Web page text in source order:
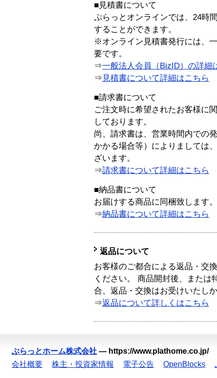
■見積書について
ぷらっとオンラインでは、24時
することができます。
※オンライン見積書発行には、
要です。
⇒一般法人会員（BizID）の詳細
⇒ 見積書について詳細はこちら
■請求書について
ご注文時に希望されたお客様に
しております。
尚、請求書は、営業時間内での
かかる場合等）によりましては
ざいます。
⇒請求書について詳細はこちら
■納品書について
お届けする商品に同梱致します。
⇒納品書について詳細はこちら
返品について
お客様のご都合による返品・交
ください。 商品開封後、または
合、返品・交換はお受けいたし
⇒返品について詳しくはこちら
ぷらっとホーム株式会社 — https://www.plathome.co.jp/
会社概要
株主・投資家情報 電子公告 OpenBlocks